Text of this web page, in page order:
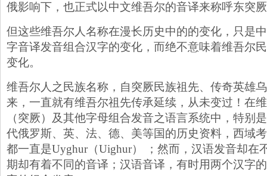
俄影响下，也正式以中文维吾尔的音译来称呼东突
但这些维吾尔人名称在漫长历史中的的变化，只是
字音译发音组合汉字的变化，而绝不意味着维吾尔
变化。
维吾尔人之民族名称，自突厥民族祖先、传奇英雄
来，一直就有维吾尔祖先传承延续，从未变过！在
（突厥）及其他字母组合发音之语言系统中，特别
代俄罗斯、英、法、德、美等国的历史资料，西域
都一直是Uyghur（Uighur） ；然而，汉语发音却在
期却有着不同的音译；汉语音译，有时用两个汉字